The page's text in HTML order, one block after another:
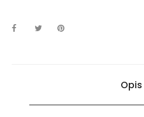
Opis